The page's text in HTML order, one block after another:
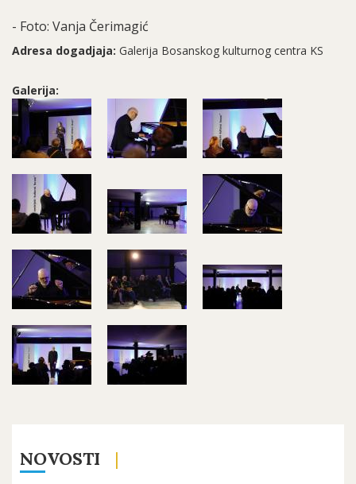
- Foto: Vanja Čerimagić
Adresa dogadjaja: Galerija Bosanskog kulturnog centra KS
Galerija:
NOVOSTI